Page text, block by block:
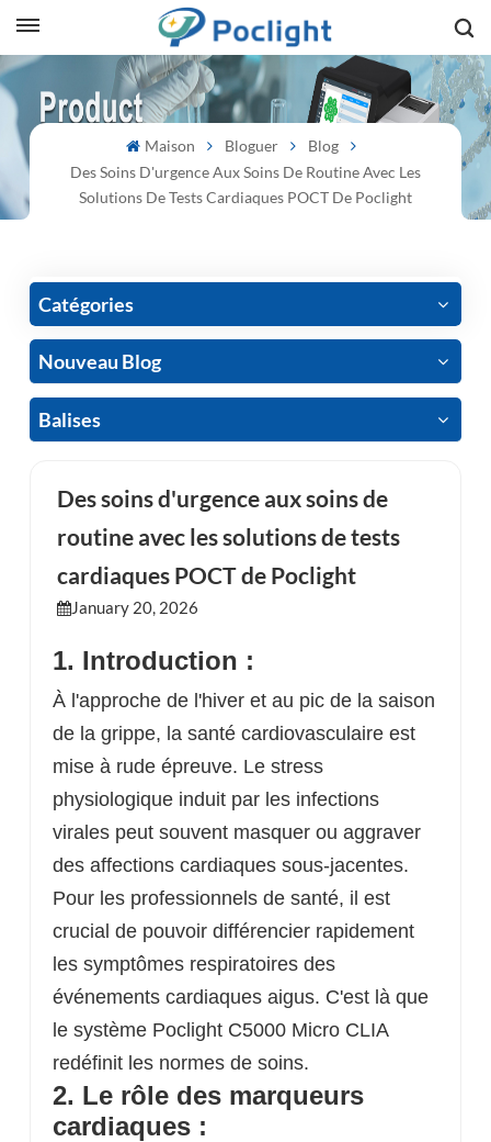
Maison Bloguer
Blog
Des Soins D'urgence Aux Soins De Routine Avec Les
Solutions De Tests Cardiaques POCT De Poclight
Catégories
Nouveau Blog
Balises
Des soins d'urgence aux soins de
routine avec les solutions de tests
cardiaques POCT de Poclight
January 20, 2026
1. Introduction :
À l'approche de l'hiver et au pic de la saison
de la grippe, la santé cardiovasculaire est
mise à rude épreuve. Le stress
physiologique induit par les infections
virales peut souvent masquer ou aggraver
des affections cardiaques sous-jacentes.
Pour les professionnels de santé, il est
crucial de pouvoir différencier rapidement
les symptômes respiratoires des
événements cardiaques aigus. C'est là que
le système Poclight C5000 Micro CLIA
redéfinit les normes de soins.
2. Le rôle des marqueurs
cardiaques :